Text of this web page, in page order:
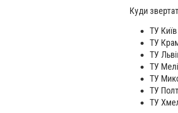
Куди
ТУ
ТУ
ТУ
ТУ
ТУ
ТУ
ТУ